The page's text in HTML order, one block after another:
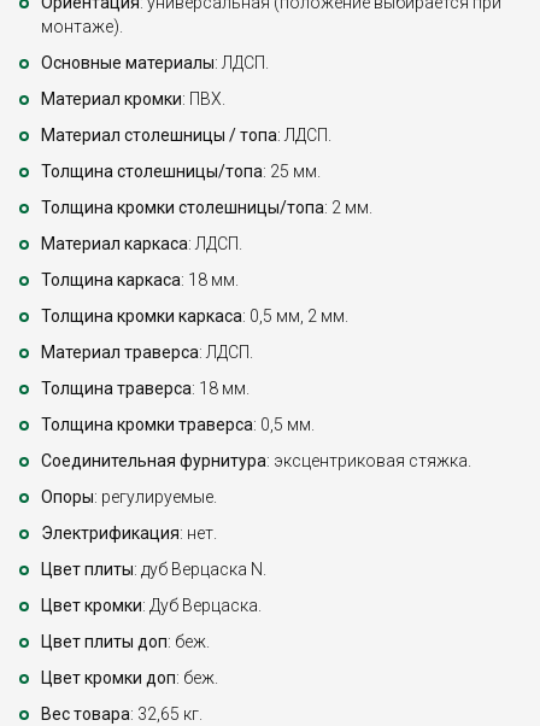
монтаже).
Основные материалы: ЛДСП.
Материал кромки: ПВХ.
Материал столешницы / топа: ЛДСП.
Толщина столешницы/топа: 25 мм.
Толщина кромки столешницы/топа: 2 мм.
Материал каркаса: ЛДСП.
Толщина каркаса: 18 мм.
Толщина кромки каркаса: 0,5 мм, 2 мм.
Материал траверса: ЛДСП.
Толщина траверса: 18 мм.
Толщина кромки траверса: 0,5 мм.
Соединительная фурнитура: эксцентриковая стяжка.
Опоры: регулируемые.
Электрификация: нет.
Цвет плиты: дуб Верцаска N.
Цвет кромки: Дуб Верцаска.
Цвет плиты доп: беж.
Цвет кромки доп: беж.
Вес товара: 32,65 кг.